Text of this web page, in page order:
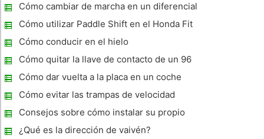
mujeres que asisten a la escuela, la crianza de niños y otras
tareas esenciales co
Cómo cambiar de marcha en un diferencial
Ford nueve pulgadas
Cómo utilizar Paddle Shift en el Honda Fit
Cómo conducir en el hielo
Cómo quitar la llave de contacto de un 96
Audi A4
Cómo dar vuelta a la placa en un coche
registrado en Pennsylvania
Cómo evitar las trampas de velocidad
Consejos sobre cómo instalar su propio
Neumáticos
¿Qué es la dirección de vaivén?